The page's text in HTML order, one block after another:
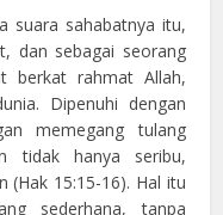
suara sahabatnya itu,
dan sebagai seorang
berkat rahmat Allah,
Dipenuhi dengan
memegang tulang
tidak hanya seribu,
(Hak 15:15-16). Hal itu
sederhana, tanpa